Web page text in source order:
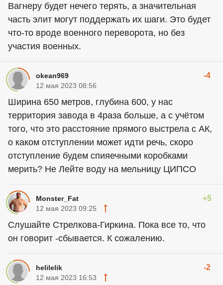
Вагнеру будет нечего терять, а значительная
часть элит могут поддержать их шаги. Это будет
что-то вроде военного переворота, но без
участия военных.
okean969 -4
12 мая 2023 08:56
Ширина 650 метров, глубина 600, у нас
территория завода в 4раза больше, а с учётом
того, что это расстояние прямого выстрела с АК,
о каком отступлении может идти речь, скоро
отступление будем спияечными коробками
мерить? Не Лейте воду на мельницу ЦИПСО
Monster_Fat +5
12 мая 2023 09:25
Слушайте Стрелкова-Гиркина. Пока все то, что
он говорит -сбывается. К сожалению.
helilelik -2
12 мая 2023 16:53